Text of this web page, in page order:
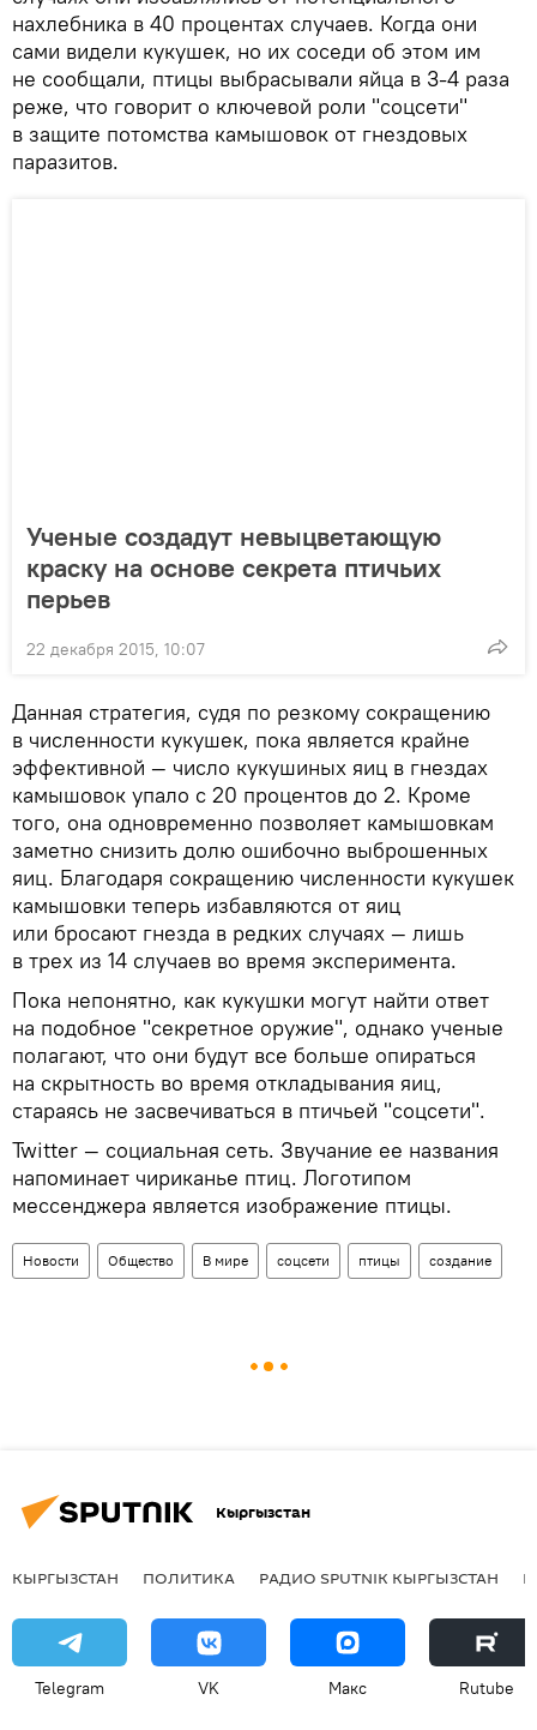
нахлебника в 40 процентах случаев. Когда они
сами видели кукушек, но их соседи об этом им
не сообщали, птицы выбрасывали яйца в 3-4 раза
реже, что говорит о ключевой роли "соцсети"
в защите потомства камышовок от гнездовых
паразитов.
Ученые создадут невыцветающую
краску на основе секрета птичьих
перьев
22 декабря 2015, 10:07
Данная стратегия, судя по резкому сокращению
в численности кукушек, пока является крайне
эффективной — число кукушиных яиц в гнездах
камышовок упало с 20 процентов до 2. Кроме
того, она одновременно позволяет камышовкам
заметно снизить долю ошибочно выброшенных
яиц. Благодаря сокращению численности кукушек
камышовки теперь избавляются от яиц
или бросают гнезда в редких случаях — лишь
в трех из 14 случаев во время эксперимента.
Пока непонятно, как кукушки могут найти ответ
на подобное "секретное оружие", однако ученые
полагают, что они будут все больше опираться
на скрытность во время откладывания яиц,
стараясь не засвечиваться в птичьей "соцсети".
Twitter — социальная сеть. Звучание ее названия
напоминает чириканье птиц. Логотипом
мессенджера является изображение птицы.
Новости Общество В мире соцсети птицы создание
Кыргызстан
КЫРГЫЗСТАН ПОЛИТИКА РАДИО SPUTNIK КЫРГЫЗСТАН
Telegram VK Макс Rutube